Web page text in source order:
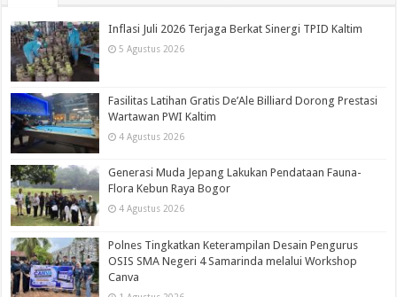
Inflasi Juli 2026 Terjaga Berkat Sinergi TPID Kaltim
5 Agustus 2026
Fasilitas Latihan Gratis De’Ale Billiard Dorong Prestasi
Wartawan PWI Kaltim
4 Agustus 2026
Generasi Muda Jepang Lakukan Pendataan Fauna-
Flora Kebun Raya Bogor
4 Agustus 2026
Polnes Tingkatkan Keterampilan Desain Pengurus
OSIS SMA Negeri 4 Samarinda melalui Workshop
Canva